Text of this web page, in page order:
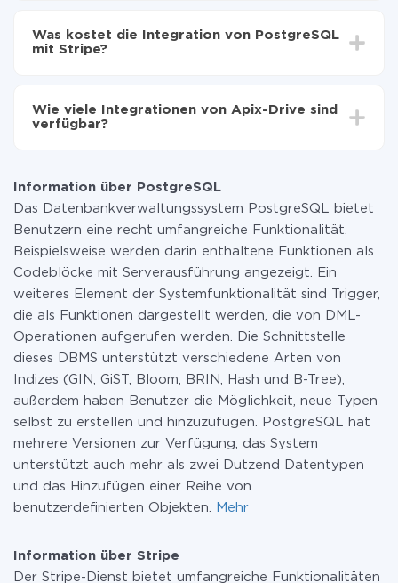
PostgreSQL auf Stripe übertragen
Im Durchschnitt dauert es 10-15 Minuten.
Was kostet die Integration von PostgreSQL
mit Stripe?
zahlen nur für die Datenmenge, die über unseren
Service von einem System auf ein anderes übertragen
Weitere Informationen zu Tarifen
Wie viele Integrationen von Apix-Drive sind
verfügbar?
Information über PostgreSQL
Das Datenbankverwaltungssystem PostgreSQL bietet
Benutzern eine recht umfangreiche Funktionalität.
Beispielsweise werden darin enthaltene Funktionen als
Codeblöcke mit Serverausführung angezeigt. Ein
weiteres Element der Systemfunktionalität sind Trigger,
die als Funktionen dargestellt werden, die von DML-
Operationen aufgerufen werden. Die Schnittstelle
dieses DBMS unterstützt verschiedene Arten von
Indizes (GIN, GiST, Bloom, BRIN, Hash und B-Tree),
außerdem haben Benutzer die Möglichkeit, neue Typen
selbst zu erstellen und hinzuzufügen. PostgreSQL hat
mehrere Versionen zur Verfügung; das System
unterstützt auch mehr als zwei Dutzend Datentypen
und das Hinzufügen einer Reihe von
benutzerdefinierten Objekten.
Mehr
Information über Stripe
Der Stripe-Dienst bietet umfangreiche Funktionalitäten